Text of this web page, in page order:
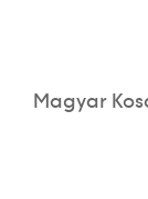
Magyar